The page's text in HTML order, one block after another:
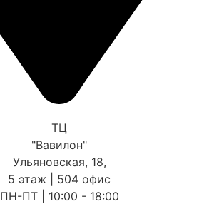
ТЦ
"Вавилон"
Ульяновская, 18,
5 этаж | 504 офис
ПН-ПТ | 10:00 - 18:00